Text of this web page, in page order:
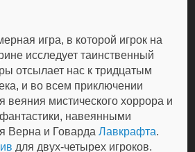
игра, в которой игрок на
исследует таинственный
отсылает нас к тридцатым
и во всем приключении
мистического хоррора и
навеянными
Верна и ГовардаЛавкрафта.
для двух-четырех игроков.